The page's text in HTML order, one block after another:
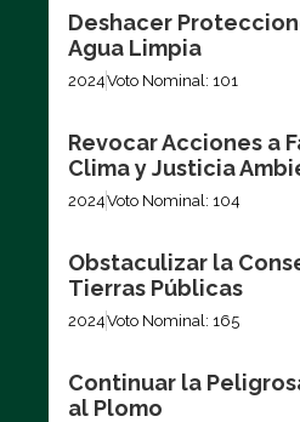
Deshacer
Agua Limpia
2024Voto Nominal: 101
Revocar Acciones a
Clima y Justicia
2024Voto Nominal: 104
Obstaculizar la
Tierras Públicas
2024Voto Nominal: 165
Continuar la
al Plomo